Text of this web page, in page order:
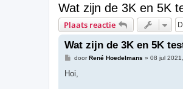
Wat zijn de 3K en 5K
Plaats reactie
Wat zijn de 3K en 5K
B
r
doorRené Hoedelmans » 08 jul
Hoi,